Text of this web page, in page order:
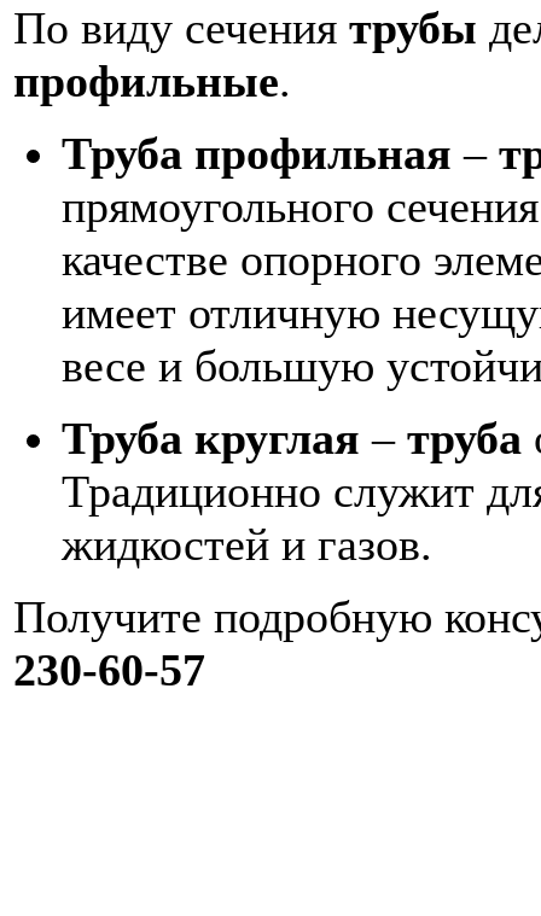
По виду сечения трубы
профильные.
Труба профильная –
прямоугольного
качестве опорного
имеет отличную
весе и большую
Труба круглая – труба
Традиционно служит
жидкостей и газов.
Получите подробную
230-60-57